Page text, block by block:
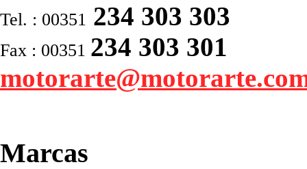
Tel. : 00351 234 303 303
Fax : 00351 234 303 301
Marcas